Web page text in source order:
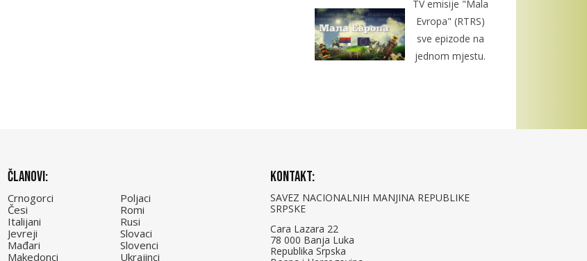
TV emisije "Mala
Evropa" (RTRS)
sve epizode na
jednom mjestu.
Članovi:
Crnogorci
Česi
Italijani
Jevreji
Mađari
Makedonci
Poljaci
Romi
Rusi
Slovaci
Slovenci
Ukrajinci
Kontakt:
SAVEZ NACIONALNIH MANJINA REPUBLIKE
SRPSKE
Cara Lazara 22
78 000 Banja Luka
Republika Srpska